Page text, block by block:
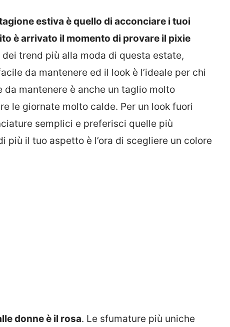
estiva è quello di acconciare i tuoi
è arrivato il momento di provare il pixie
dei trend più alla moda di questa estate,
da mantenere ed il look è l’ideale per chi
da mantenere è anche un taglio molto
le giornate molto calde. Per un look fuori
semplici e preferisci quelle più
più il tuo aspetto è l’ora di scegliere un colore
donne è il rosa. Le sfumature più uniche